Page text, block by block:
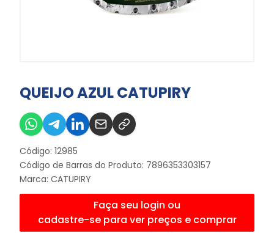
QUEIJO AZUL CATUPIRY
Código: 12985
Código de Barras do Produto: 7896353303157
Marca: CATUPIRY
Faça seu login ou
cadastre-se para ver preços e comprar